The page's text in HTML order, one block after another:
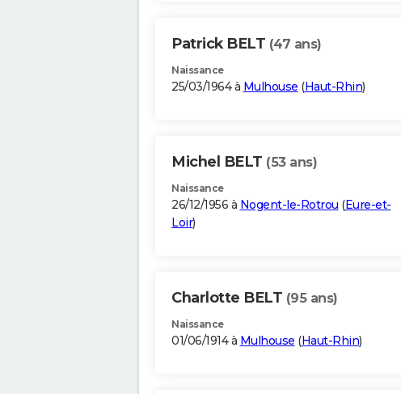
Patrick BELT (47 ans)
Naissance
25/03/1964 à Mulhouse (Haut-Rhin)
Michel BELT (53 ans)
Naissance
26/12/1956 à Nogent-le-Rotrou (Eure-et-
Loir)
Charlotte BELT (95 ans)
Naissance
01/06/1914 à Mulhouse (Haut-Rhin)